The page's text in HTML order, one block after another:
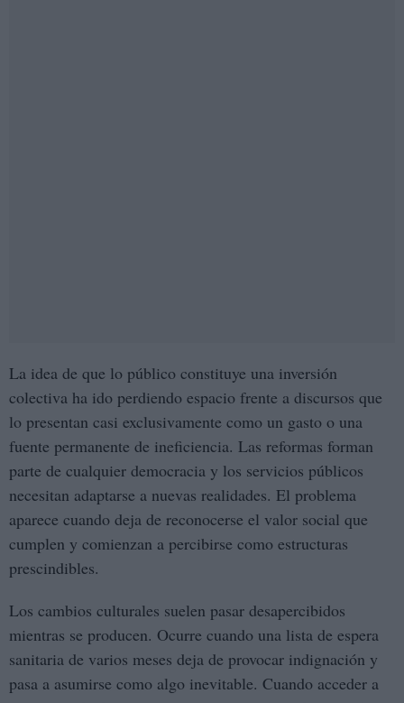
La idea de que lo público constituye una inversión
colectiva ha ido perdiendo espacio frente a discursos que
lo presentan casi exclusivamente como un gasto o una
fuente permanente de ineficiencia. Las reformas forman
parte de cualquier democracia y los servicios públicos
necesitan adaptarse a nuevas realidades. El problema
aparece cuando deja de reconocerse el valor social que
cumplen y comienzan a percibirse como estructuras
prescindibles.
Los cambios culturales suelen pasar desapercibidos
mientras se producen. Ocurre cuando una lista de espera
sanitaria de varios meses deja de provocar indignación y
pasa a asumirse como algo inevitable. Cuando acceder a